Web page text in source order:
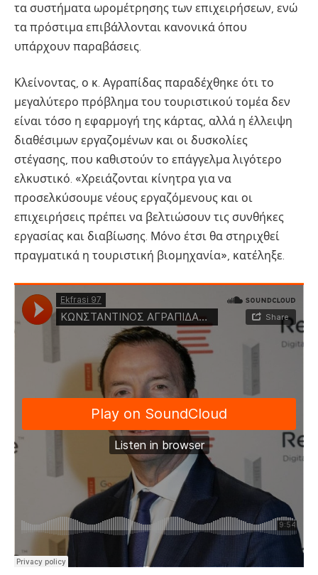
τα συστήματα ωρομέτρησης των επιχειρήσεων, ενώ
τα πρόστιμα επιβάλλονται κανονικά όπου
υπάρχουν παραβάσεις.
Κλείνοντας, ο κ. Αγραπίδας παραδέχθηκε ότι το
μεγαλύτερο πρόβλημα του τουριστικού τομέα δεν
είναι τόσο η εφαρμογή της κάρτας, αλλά η έλλειψη
διαθέσιμων εργαζομένων και οι δυσκολίες
στέγασης, που καθιστούν το επάγγελμα λιγότερο
ελκυστικό. «Χρειάζονται κίνητρα για να
προσελκύσουμε νέους εργαζόμενους και οι
επιχειρήσεις πρέπει να βελτιώσουν τις συνθήκες
εργασίας και διαβίωσης. Μόνο έτσι θα στηριχθεί
πραγματικά η τουριστική βιομηχανία», κατέληξε.